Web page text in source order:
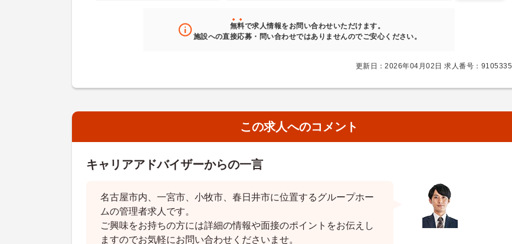
無料で求人情報をお問い合わせいただけます。
施設への直接応募・問い合わせではありませんのでご安心ください。
更新日：2026年04月02日 求人番号：9105335
この求人へのコメント
キャリアアドバイザーからの一言
名古屋市内、一宮市、小牧市、春日井市に位置するグループホー
ムの管理者求人です。
ご興味をお持ちの方には詳細の情報や面接のポイントをお伝えし
ますのでお気軽にお問い合わせくださいませ。